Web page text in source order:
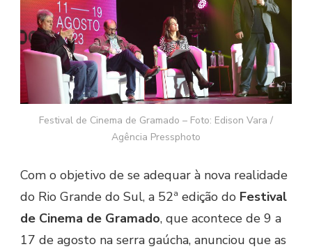
Festival de Cinema de Gramado – Foto: Edison Vara /
Agência Pressphoto
Com o objetivo de se adequar à nova realidade
do Rio Grande do Sul, a 52ª edição do Festival
de Cinema de Gramado, que acontece de 9 a
17 de agosto na serra gaúcha, anunciou que as